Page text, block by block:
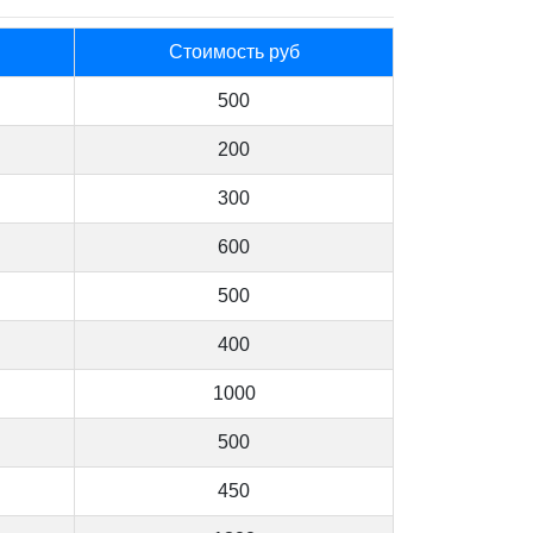
Стоимость руб
500
200
300
600
500
400
1000
500
450